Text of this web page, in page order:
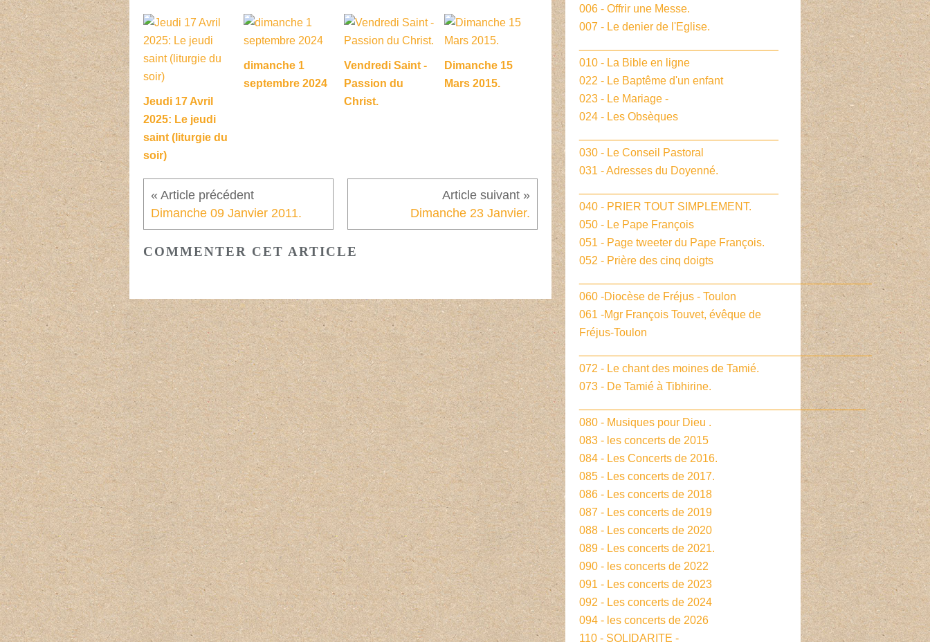
Jeudi 17 Avril
2025: Le jeudi
saint (liturgie du
soir)
dimanche 1
septembre 2024
Vendredi Saint -
Passion du
Christ.
Dimanche 15
Mars 2015.
Dimanche 09 Janvier 2011. Dimanche 23 Janvier.
COMMENTER CET ARTICLE
006 - Offrir une Messe.
007 - Le denier de l'Eglise.
010 - La Bible en ligne
022 - Le Baptême d'un enfant
023 - Le Mariage -
024 - Les Obsèques
030 - Le Conseil Pastoral
031 - Adresses du Doyenné.
040 - PRIER TOUT SIMPLEMENT.
050 - Le Pape François
051 - Page tweeter du Pape François.
052 - Prière des cinq doigts
_______________________________________________
060 -Diocèse de Fréjus - Toulon
061 -Mgr François Touvet, évêque de
Fréjus-Toulon
_______________________________________________
072 - Le chant des moines de Tamié.
073 - De Tamié à Tibhirine.
______________________________________________
080 - Musiques pour Dieu .
083 - les concerts de 2015
084 - Les Concerts de 2016.
085 - Les concerts de 2017.
086 - Les concerts de 2018
087 - Les concerts de 2019
088 - Les concerts de 2020
089 - Les concerts de 2021.
090 - les concerts de 2022
091 - Les concerts de 2023
092 - Les concerts de 2024
094 - les concerts de 2026
110 - SOLIDARITE -